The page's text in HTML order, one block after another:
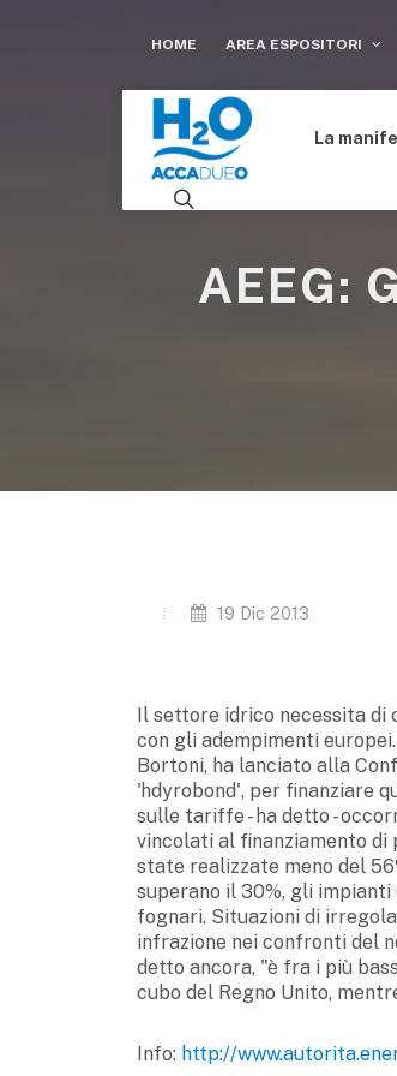
HOME AREA ESPOSITORI
La
AEEG:
19 Dic 2013
Il settore idrico necessita di
con gli adempimenti
Bortoni, ha lanciato alla
'hdyrobond', per finanziare
sulle tariffe - ha detto -
vincolati al finanziamento di
state realizzate meno del
superano il 30%, gli impianti
fognari. Situazioni di
infrazione nei confronti del
detto ancora, "è fra i più
cubo del Regno Unito,
Info: http://